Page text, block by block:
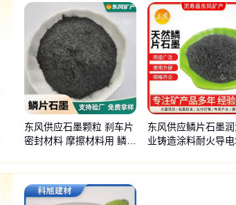
橡胶颗粒 轮胎粉 漂珠 重晶石 膨润土 碳酸钙 叶腊石 木
东风供应石墨颗粒 刹车片
密封材料 摩擦材料用 鳞片
东风供应鳞片石墨
业铸造涂料耐火导